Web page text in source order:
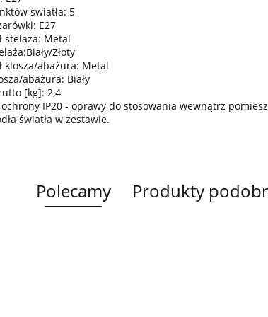
światła: 5
E27
stelaża: Metal
Złoty
klosza/abażura: Metal
abażura: Biały
[kg]: 2,4
IP20 - oprawy do stosowania wewnątrz
światła w zestawie.
Polecamy Produkty